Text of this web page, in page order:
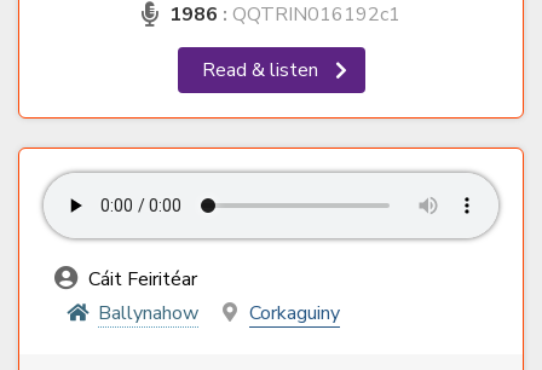
1986 : QQTRIN016192c1
Read & listen
Cáit Feiritéar
Ballynahow
Corkaguiny